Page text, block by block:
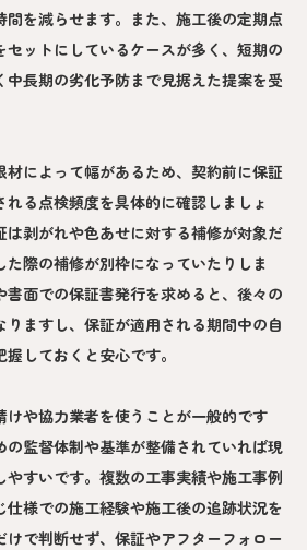
を減らせます。また、施工後の定期点
ットにしているケースが多く、短期の
中長期の劣化予防まで見据えた提案を受
によって幅があるため、契約前に保証
る点検頻度を具体的に確認しましょ
は剥がれや色あせに対する補修が対象だ
た際の補修が別枠になっていたりしま
面での保証書発行を求めると、後々の
りますし、保証が適用される期間中の自
しておくと安心です。
けや協力業者を使うことが一般的です
の監督体制や基準が整備されていれば現
すいです。複数の工事実績や施工事例
仕様での施工経験や施工後の追跡状況を
で判断せず、保証やアフターフォロー